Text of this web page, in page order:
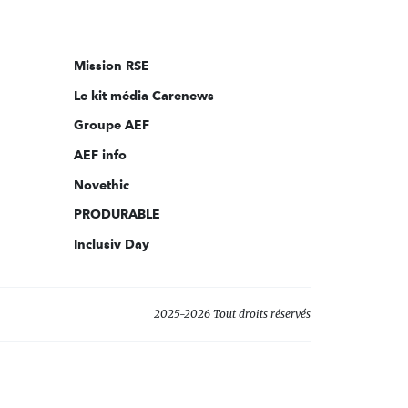
sur:
Mission RSE
Le kit média Carenews
Groupe AEF
AEF info
Novethic
PRODURABLE
Inclusiv Day
2025-2026 Tout droits réservés
Personnalisez vos préférences pour